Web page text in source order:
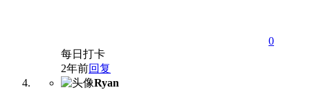
0
每日打卡
2年前回复
Ryan